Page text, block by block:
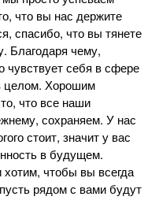
что вы нас держите
спасибо, что вы тянете
Благодаря чему,
чувствует себя в сфере
целом. Хорошим
что все наши
сохраняем. У нас
стоит, значит у вас
в будущем.
чтобы вы всегда
рядом с вами будут